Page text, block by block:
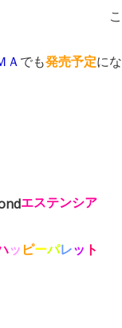
Ａでも発売予定にな
エステンシア
ッ ピーパレッ ト